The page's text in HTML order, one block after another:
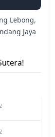
Lebong,
Jaya
2
2